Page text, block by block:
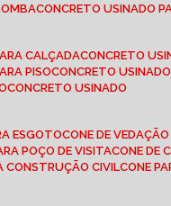
CONCRETO USINADO
CALÇADA CONCRETO
PISO CONCRETO
CONCRETO USINADO
ESGOTO
CONE DE
POÇO DE VISITA CONE
CONSTRUÇÃO CIVIL CONE